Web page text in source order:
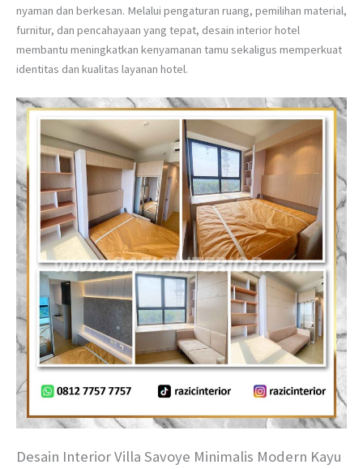
nyaman dan berkesan. Melalui pengaturan ruang, pemilihan material,
furnitur, dan pencahayaan yang tepat, desain interior hotel
membantu meningkatkan kenyamanan tamu sekaligus memperkuat
identitas dan kualitas layanan hotel.
Desain Interior Villa Savoye Minimalis Modern Kayu